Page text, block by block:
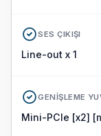
SES ÇIKIŞI
Line-out x 1
GENIŞLEME
Mini-PCIe [x2]